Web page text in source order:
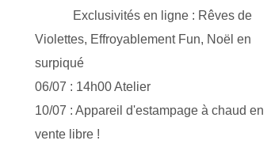
Exclusivités en ligne : Rêves de
Violettes, Effroyablement Fun, Noël en
surpiqué
06/07 : 14h00 Atelier
10/07 : Appareil d'estampage à chaud en
vente libre !